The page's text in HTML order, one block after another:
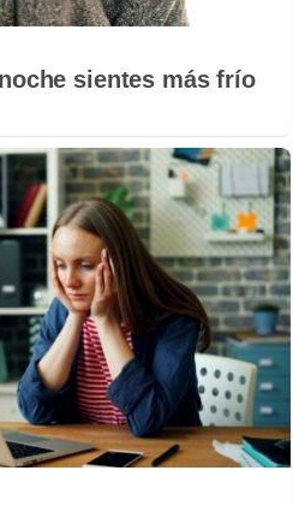
sientes más frío